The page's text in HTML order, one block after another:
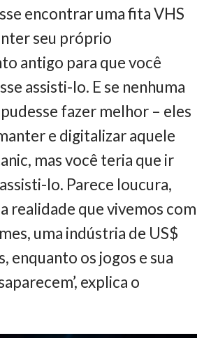
encontrar uma fita VHS
seu próprio
antigo para que você
assisti-lo. E se nenhuma
fazer melhor – eles
e digitalizar aquele
mas você teria que ir
lo. Parece loucura,
a realidade que vivemos com
uma indústria de US$
enquanto os jogos e sua
explica o